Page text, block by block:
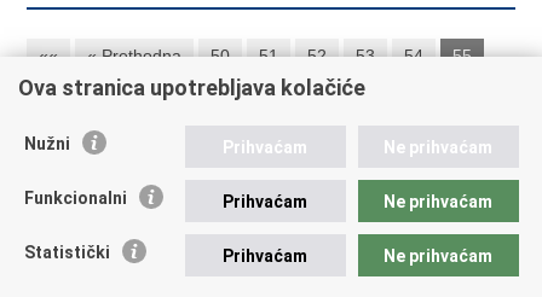
«« « Prethodna 50 51 52 53 54
55
56
57 58 59 Sljedeća » »»
Republika Hrvatska
Trg N.Š. Zrinskog 7-8, 10000 Zagreb
Ova stranica upotrebljava kolačiće
Nužni Prihvaćam Ne prihvaćam
Funkcionalni Prihvaćam Ne prihvaćam
Statistički Prihvaćam Ne prihvaćam